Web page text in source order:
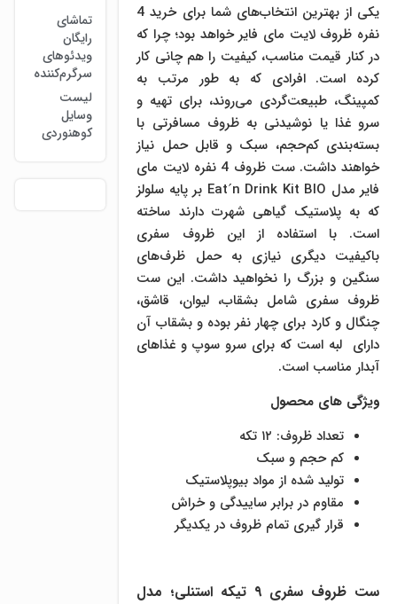
یکی از بهترین انتخاب‌های شما برای خرید 4
نفره ظروف لایت مای فایر خواهد بود؛ چرا که
در کنار قیمت مناسب، کیفیت را هم چانی کار
کرده است. افرادی که به طور مرتب به
کمپینگ، طبیعت‌گردی می‌روند، برای تهیه و
سرو غذا یا نوشیدنی به ظروف مسافرتی با
بسته‌بندی کم‌حجم، سبک و قابل‌ حمل نیاز
خواهند داشت. ست ظروف 4 نفره لایت مای
فایر مدل Eat´n Drink Kit BIO بر پایه سلولز
که به پلاستیک گیاهی شهرت دارند ساخته
است. با استفاده از این ظروف سفری
باکیفیت دیگری نیازی به حمل ظرف‌های
سنگین و بزرگ را نخواهید داشت. این ست
ظروف سفری شامل بشقاب، لیوان، قاشق،
چنگال و کارد برای چهار نفر بوده و بشقاب آن
دارای لبه‌ است که برای سرو سوپ و غذاهای
آبدار مناسب است.
ویژگی های محصول
تعداد ظروف: ۱۲ تکه
کم حجم و سبک
تولید شده از مواد بیوپلاستیک
مقاوم در برابر ساییدگی و خراش
قرار گیری تمام ظروف در یکدیگر
ست ظروف سفری ۹ تیکه استنلی؛ مدل
تماشای
رایگان
ویدئوهای
سرگرم‌کننده
لیست
وسایل
کوهنوردی